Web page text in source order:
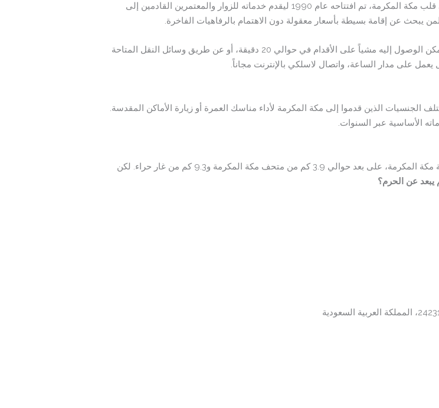
فندق سفير المسك (Safeer Almisk Hotel) هو فندق اقتصادي يقع في قلب مكة المكرمة، تم افتتاحه عام 1990 ليقدم خدماته للزوار والمعتمرين القادمين إلى
يبحث عن إقامة بسيطة بأسعار معقولة دون الاهتمام بالرفاهيات الفاخرة.
يتميز فندق سفير المسك بمكة بقربه النسبي من الحرم المكي، حيث يمكن الوصول إليه مشياً على الأقدام في حوالي 20 دقيقة، أو عن طريق وسائل النقل المتاحة
على مدار الساعة، واتصال لاسلكي بالإنترنت مجاناً.
من مختلف الجنسيات الذين قدموا إلى مكة المكرمة لأداء مناسك العمرة أو زيارة الأماكن المقدسة.
الأساسية عبر السنوات.
يقع فندق سفير المسك (Safeer Almisk Hotel) في حي التيسير بمدينة مكة المكرمة، على بعد حوالي 3.9 كم من متحف مكة المكرمة و9.3 كم من غار حراء. لكن
عن الحرم؟